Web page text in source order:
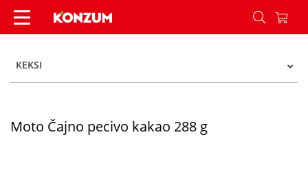
Moto Čajno pecivo kakao 288 g - Konzum
KEKSI
Moto Čajno pecivo kakao 288 g